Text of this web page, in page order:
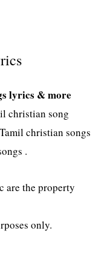
lyrics & more
christian song
christian songs
.
are the property
only.